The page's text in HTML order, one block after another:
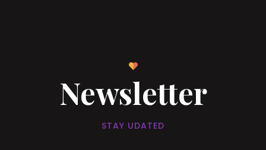
Newsletter
STAY UDATED